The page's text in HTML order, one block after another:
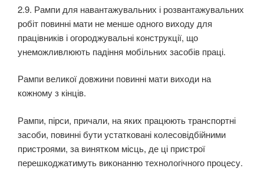
2.9. Рампи для навантажувальних і розвантажувальних
робіт повинні мати не менше одного виходу для
працівників і огороджувальні конструкції, що
унеможливлюють падіння мобільних засобів праці.
Рампи великої довжини повинні мати виходи на
кожному з кінців.
Рампи, пірси, причали, на яких працюють транспортні
засоби, повинні бути устатковані колесо­відбійними
пристроями, за винятком місць, де ці пристрої
перешкоджатимуть виконанню техно­логічного процесу.